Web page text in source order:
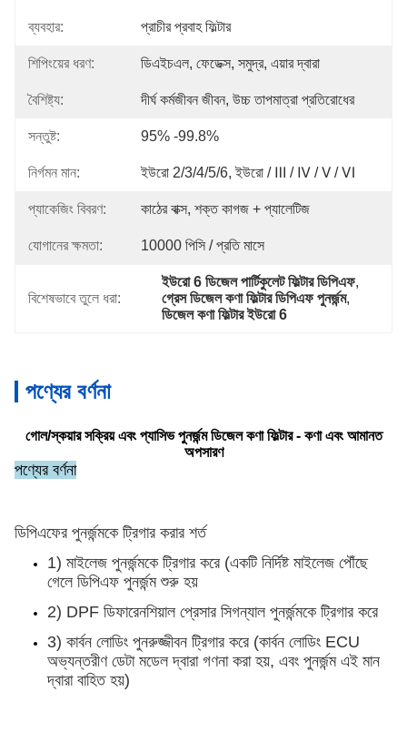
ব্যবহার: প্রাচীর প্রবাহ ফিল্টার
শিপিংয়ের ধরণ: ডিএইচএল, ফেডেক্স, সমুদ্র, এয়ার দ্বারা
বৈশিষ্ট্য: দীর্ঘ কর্মজীবন জীবন, উচ্চ তাপমাত্রা প্রতিরোধের
সন্তুষ্ট: 95% -99.8%
নির্গমন মান: ইউরো 2/3/4/5/6, ইউরো / Ⅲ / Ⅳ / Ⅴ / Ⅵ
প্যাকেজিং বিবরণ: কাঠের বাক্স, শক্ত কাগজ + প্যালেটিজ
যোগানের ক্ষমতা: 10000 পিসি / প্রতি মাসে
বিশেষভাবে তুলে ধরা:
ইউরো 6 ডিজেল পার্টিকুলেট ফিল্টার ডিপিএফ,
গ্রেস ডিজেল কণা ফিল্টার ডিপিএফ পুনর্জন্ম,
ডিজেল কণা ফিল্টার ইউরো 6
পণ্যের বর্ণনা
গোল/স্কয়ার সক্রিয় এবং প্যাসিভ পুনর্জন্ম ডিজেল কণা ফিল্টার - কণা এবং আমানত
অপসারণ
পণ্যের বর্ণনা
ডিপিএফের পুনর্জন্মকে ট্রিগার করার শর্ত
1) মাইলেজ পুনর্জন্মকে ট্রিগার করে (একটি নির্দিষ্ট মাইলেজ পৌঁছে
গেলে ডিপিএফ পুনর্জন্ম শুরু হয়
2) DPF ডিফারেনশিয়াল প্রেসার সিগন্যাল পুনর্জন্মকে ট্রিগার করে
3) কার্বন লোডিং পুনরুজ্জীবন ট্রিগার করে (কার্বন লোডিং ECU
অভ্যন্তরীণ ডেটা মডেল দ্বারা গণনা করা হয়, এবং পুনর্জন্ম এই মান
দ্বারা বাহিত হয়)